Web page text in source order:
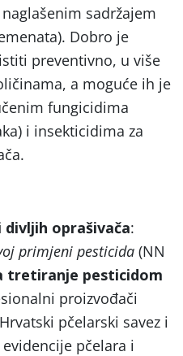
sadržajem
Dobro je
preventivno, u više
a moguće ih je
fungicidima
i insekticidima za
oprašivača:
primjeni pesticida (NN
tretiranje pesticidom
proizvođači
pčelarski savez i
pčelara i